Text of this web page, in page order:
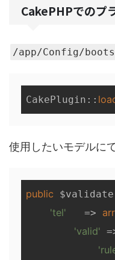
CakePHPでのプ
/app/Config/
CakePlugin::
使用したいモデルにて
public
'tel'
   =>
'valid'